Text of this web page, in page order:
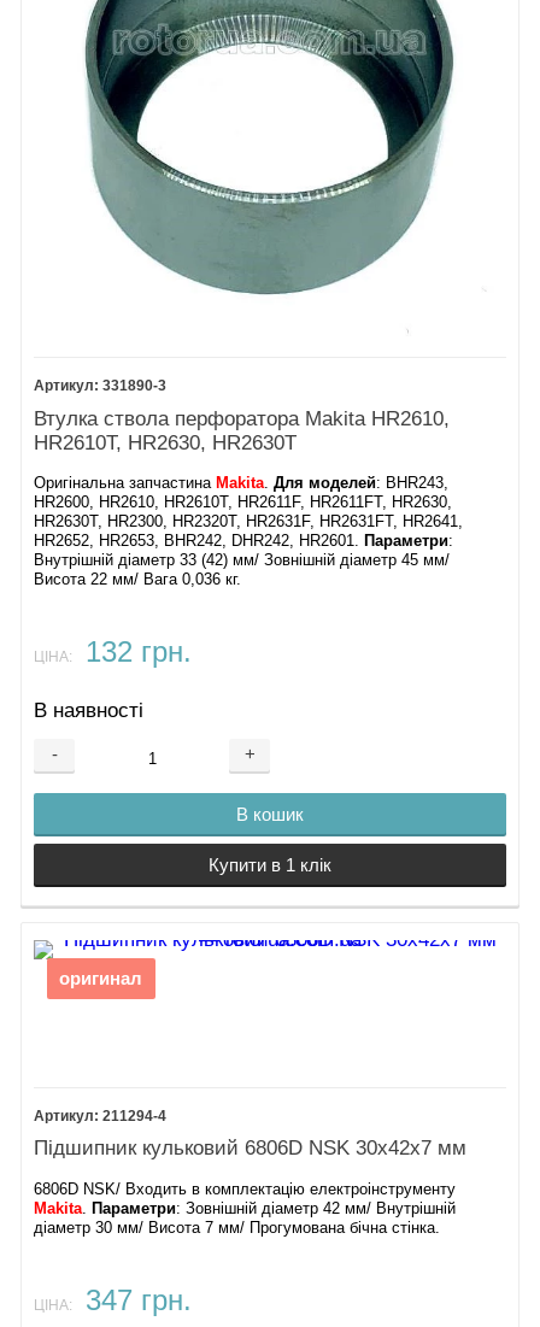
331890-3
Втулка ствола перфоратора Makita HR2610,
HR2610T, HR2630, HR2630T
Оригінальна запчастина Makita.Для моделей: BHR243,
HR2600, HR2610, HR2610T, HR2611F, HR2611FT, HR2630,
HR2630T, HR2300, HR2320T, HR2631F, HR2631FT, HR2641,
HR2652, HR2653, BHR242, DHR242, HR2601. Параметри:
Внутрішній діаметр 33 (42) мм/ Зовнішній діаметр 45 мм/
Висота 22 мм/ Вага 0,036 кг.
ЦІНА: 132 грн.
В наявності
- +
В кошик
Купити в 1 клік
оригинал
211294-4
Підшипник кульковий 6806D NSK 30х42х7 мм
6806D NSK/ Входить в комплектацію електроінструменту
Makita. Параметри: Зовнішній діаметр 42 мм/ Внутрішній
діаметр 30 мм/ Висота 7 мм/ Прогумована бічна стінка.
ЦІНА: 347 грн.